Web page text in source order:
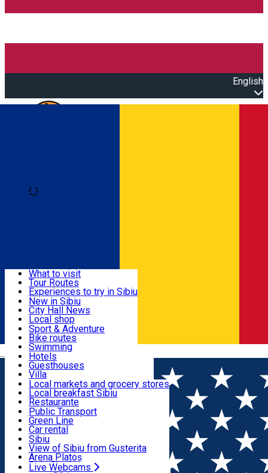
English
Română
Useful info
Activities & Adventure
Accommodation
Food, Drinks & Nightlife
Transport & Parking
Live Webcams
What to visit
Tour Routes
Experiences to try in Sibiu
Podcast
Culture
Museums
Churches
Parks, Zoo
County of Sibiu
New in Sibiu
City Hall News
Local shop
Sibiu artisans
Sibiul Verde
Public services
Education
How do I get to Sibiu
Tourist Info
Tour Guides
Guided tours
Publicații locale
Beauty salons
Sport & Adventure
Bike routes
Swimming
Riding
Indoor activities
Loc de joacă indoor
Loc de joacă outdoor
Ski
Ice skating
Yoga
Hotels
Guesthouses
Villa
Hostels
Motel
Camping
Renting rooms
Rooms for rent
Accommodation outside Sibiu
Local markets and grocery stores
Local breakfast Sibiu
Restaurante
Pizza
Fast Food
Coffee
Sweets
Pub, Bar
Night clubs
Bakeries
Public Transport
Green Line
Car rental
Rent a bike
Scooter rentals
Taxi
Ride Sharing
Sibiu
View of Sibiu from Gusterita
Arena Platoș
Live Webcams